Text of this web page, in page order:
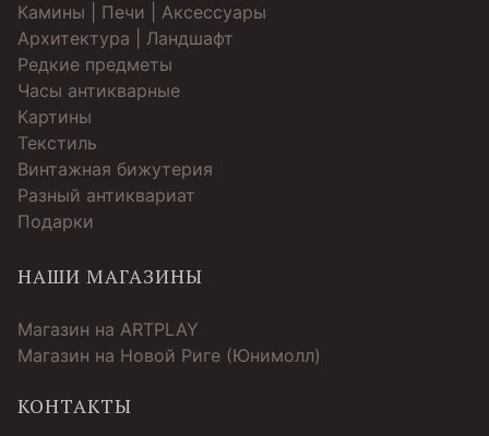
Камины | Печи | Аксессуары
Архитектура | Ландшафт
Редкие предметы
Часы антикварные
Картины
Текстиль
Винтажная бижутерия
Разный антиквариат
Подарки
НАШИ МАГАЗИНЫ
Магазин на ARTPLAY
Магазин на Новой Риге (Юнимолл)
КОНТАКТЫ